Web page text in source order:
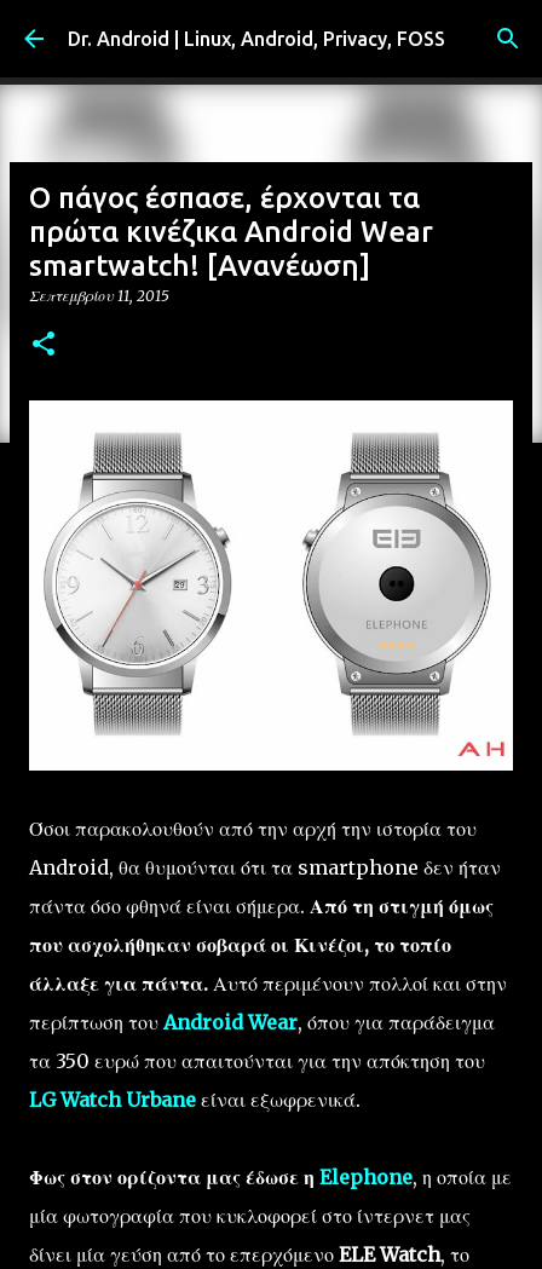
Μετάβαση στο κύριο περιεχόμενο
Dr. Android | Linux, Android, Privacy, FOSS
Ο πάγος έσπασε, έρχονται τα
πρώτα κινέζικα Android Wear
smartwatch! [Ανανέωση]
Σεπτεμβρίου 11, 2015
Όσοι παρακολουθούν από την αρχή την ιστορία του
Android, θα θυμούνται ότι τα smartphone δεν ήταν
πάντα όσο φθηνά είναι σήμερα. Από τη στιγμή όμως
που ασχολήθηκαν σοβαρά οι Κινέζοι, το τοπίο
άλλαξε για πάντα. Αυτό περιμένουν πολλοί και στην
περίπτωση τουAndroid Wear, όπου για παράδειγμα
τα 350 ευρώ που απαιτούνται για την απόκτηση του
LG Watch Urbane είναι εξωφρενικά.
Φως στον ορίζοντα μας έδωσε η Elephone, η οποία με
μία φωτογραφία που κυκλοφορεί στο ίντερνετ μας
δίνει μία γεύση από το επερχόμενο ELE Watch, το